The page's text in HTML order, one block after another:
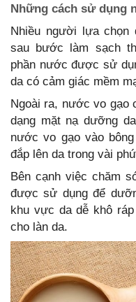
Những cách sử dụng
Nhiều người lựa
sau bước làm sạch
phần nước được sử
da có cảm giác mềm
Ngoài ra, nước vo gạo
dạng mặt nạ dưỡng
nước vo gạo vào
đắp lên da trong vài
Bên cạnh việc chăm
được sử dụng để
khu vực da dễ khô
cho làn da.